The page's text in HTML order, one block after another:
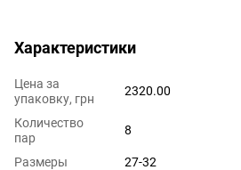
Характеристики
Цена за
упаковку, грн
2320.00
Количество
пар
8
Размеры
27-32